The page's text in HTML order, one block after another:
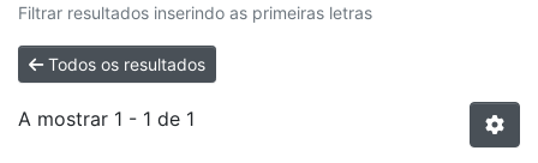
Filtrar resultados inserindo as primeiras letras
Todos os resultados
A mostrar 1 - 1 de 1